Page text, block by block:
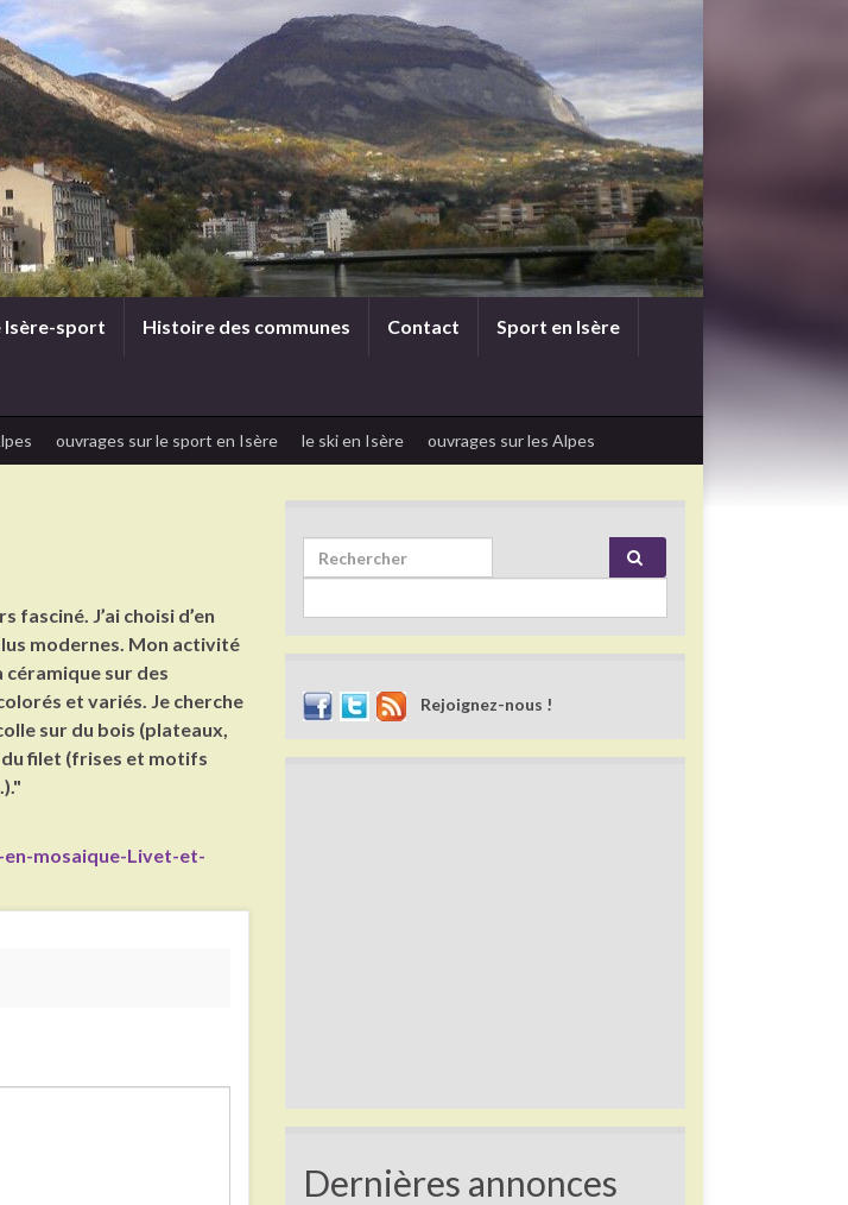
Isère-sport Histoire des communes Contact Sport en Isère
ouvrages sur le sport en Isère le ski en Isère ouvrages sur les Alpes
fasciné. J’ai choisi d’en
modernes. Mon activité
sur des
et variés. Je cherche
sur du bois (plateaux,
du filet (frises et motifs
en-mosaique-Livet-et-
Search for:
Rejoignez-nous !
Dernières annonces